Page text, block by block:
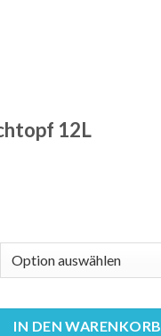
12L
IN DEN WARENKORB